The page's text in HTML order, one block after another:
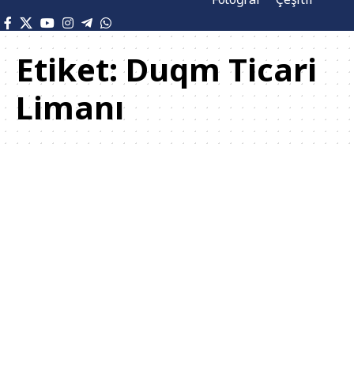
Etiket:Duqm Ticari
Limanı